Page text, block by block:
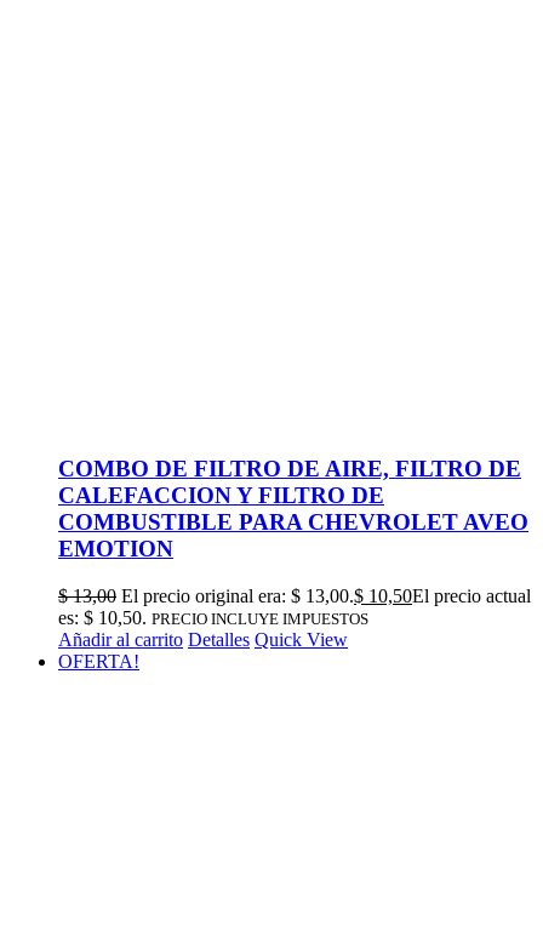
COMBO DE FILTRO DE AIRE, FILTRO DE
CALEFACCION Y FILTRO DE
COMBUSTIBLE PARA CHEVROLET AVEO
EMOTION
$13,00 El precio original era: $ 13,00.$ 10,50El precio actual
es: $ 10,50. PRECIO INCLUYE IMPUESTOS
Añadir al carrito Detalles Quick View
OFERTA!